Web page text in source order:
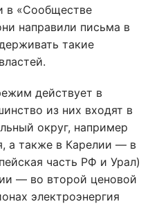
в «Сообществе
направили письма в
такие
действует в
из них входят в
округ, например
а также в Карелии — в
часть РФ и Урал)
— во второй ценовой
электроэнергия